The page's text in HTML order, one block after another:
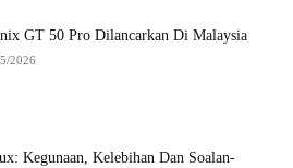
GT 50 Pro Dilancarkan Di Malaysia
2026
Kegunaan, Kelebihan Dan Soalan-